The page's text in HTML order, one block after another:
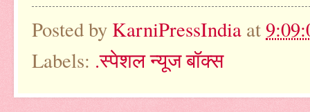
Posted by KarniPressIndia at
Labels: .स्पेशल न्यूज बॉक्स